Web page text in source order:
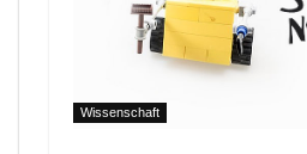
Wissenschaft